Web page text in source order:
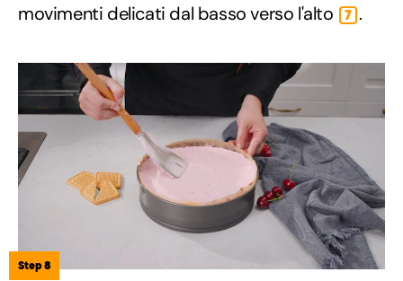
movimenti delicati dal basso verso l'alto
7 .
Step 8